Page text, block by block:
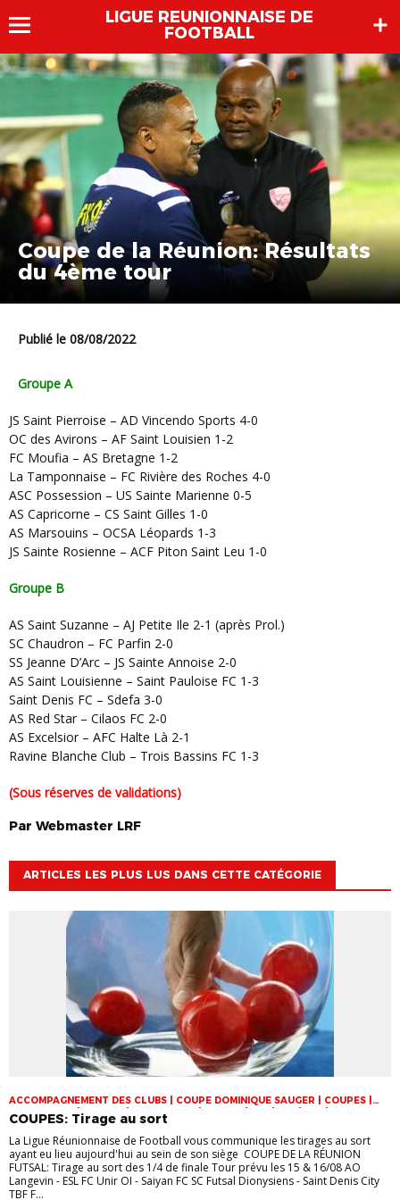
LIGUE REUNIONNAISE DE
FOOTBALL
Coupe de la Réunion: Résultats
du 4ème tour
Publié le 08/08/2022
Groupe A
JS Saint Pierroise – AD Vincendo Sports 4-0
OC des Avirons – AF Saint Louisien 1-2
FC Moufia – AS Bretagne 1-2
La Tamponnaise – FC Rivière des Roches 4-0
ASC Possession – US Sainte Marienne 0-5
AS Capricorne – CS Saint Gilles 1-0
AS Marsouins – OCSA Léopards 1-3
JS Sainte Rosienne – ACF Piton Saint Leu 1-0
Groupe B
AS Saint Suzanne – AJ Petite Ile 2-1 (après Prol.)
SC Chaudron – FC Parfin 2-0
SS Jeanne D’Arc – JS Sainte Annoise 2-0
AS Saint Louisienne – Saint Pauloise FC 1-3
Saint Denis FC – Sdefa 3-0
AS Red Star – Cilaos FC 2-0
AS Excelsior – AFC Halte Là 2-1
Ravine Blanche Club – Trois Bassins FC 1-3
(Sous réserves de validations)
Par Webmaster LRF
ARTICLES LES PLUS LUS DANS CETTE CATÉGORIE
ACCOMPAGNEMENT DES CLUBS | COUPE DOMINIQUE SAUGER | COUPES |
FOOT LOISIR | FUTSAL | INFOS-LIGUE | JEUNES | U14 | U15 | U17 | VIE DES
CLUBS
COUPES: Tirage au sort
La Ligue Réunionnaise de Football vous communique les tirages au sort
ayant eu lieu aujourd'hui au sein de son siège COUPE DE LA RÉUNION
FUTSAL: Tirage au sort des 1/4 de finale Tour prévu les 15 & 16/08 AO
Langevin - ESL FC Unir OI - Saiyan FC SC Futsal Dionysiens - Saint Denis City
TBF F...